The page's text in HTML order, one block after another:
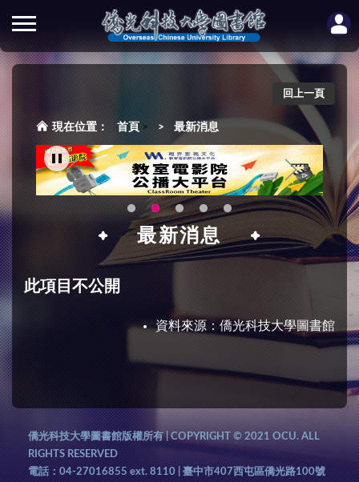
回上一頁
首頁 > 最新消息
最新消息
此項目不公開
資料來源： 僑光科技大學圖書館
僑光科技大學圖書館版權所有 | COPYRIGHT © 2021 OCU. ALL
RIGHTS RESERVED
電話：04-27016855 ext. 8110 | 臺中市407西屯區僑光路100號